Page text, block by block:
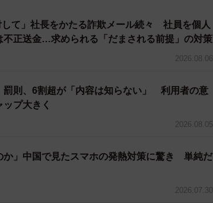
して」社長をかたる詐欺メール続々 社員を個人
正送金…求められる「だまされる前提」の対策
2026.08.06
罰則、6割超が「内容は知らない」 利用者の意
プ大きく
2026.08.05
か」中国で見たスマホの発熱対策に驚き 単純だ
2026.07.30